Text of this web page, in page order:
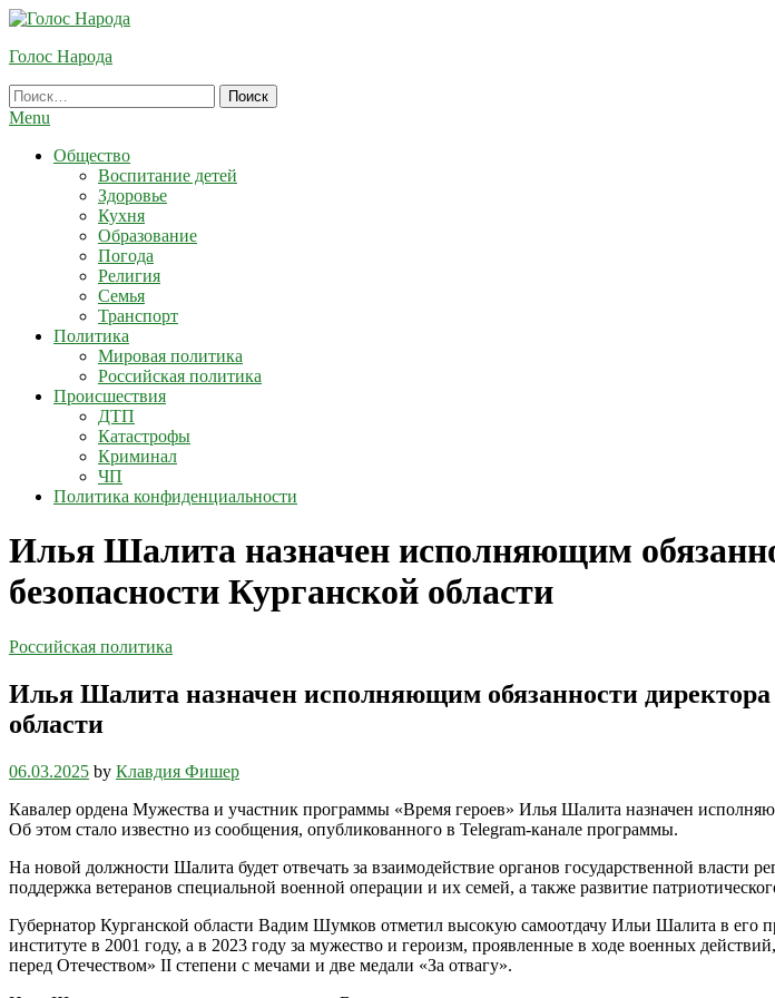
Skip
Content
Голос Народа
Найти:
Menu
Общество
Воспитание детей
Здоровье
Кухня
Образование
Погода
Религия
Семья
Транспорт
Политика
Мировая политика
Российская политика
Происшествия
ДТП
Катастрофы
Криминал
ЧП
Политика конфиденциальности
Илья Шалита назначен исполняющим
безопасности Курганской области
Российская политика
Илья Шалита назначен исполняющим обязанности директора
области
06.03.2025 by Клавдия Фишер
Кавалер ордена Мужества и участник программы «Время героев» Илья Шалита назначен
Об этом стало известно из сообщения, опубликованного в Telegram-канале программы.
На новой должности Шалита будет отвечать за взаимодействие органов государственной
поддержка ветеранов специальной военной операции и их семей, а также развитие
Губернатор Курганской области Вадим Шумков отметил высокую самоотдачу Ильи Шалита в его
институте в 2001 году, а в 2023 году за мужество и героизм, проявленные в ходе военных
перед Отечеством» II степени с мечами и две медали «За отвагу».